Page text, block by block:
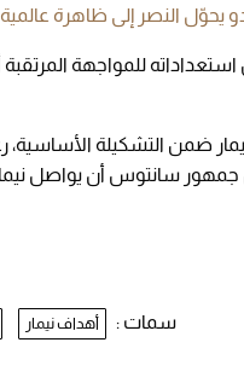
يحوّل النصر إلى ظاهرة
للمواجهة المرتقبة
ضمن التشكيلة الأساسية،
جمهور سانتوس أن يواصل
سمات : أهداف نيمار